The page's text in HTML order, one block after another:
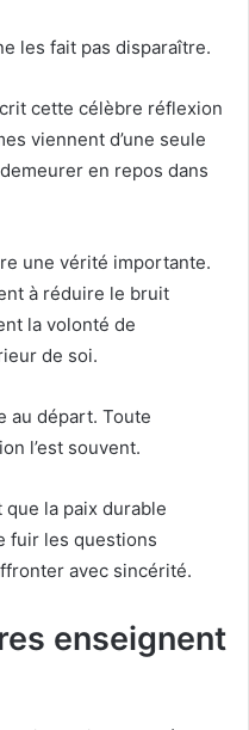
les fait pas disparaître.
cette célèbre réflexion
viennent d’une seule
en repos dans
une vérité importante.
à réduire le bruit
la volonté de
de soi.
au départ. Toute
l’est souvent.
la paix durable
fuir les questions
avec sincérité.
enseignent